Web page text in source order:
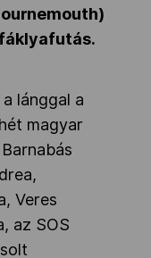
lánggal a
magyar
Veres
az SOS